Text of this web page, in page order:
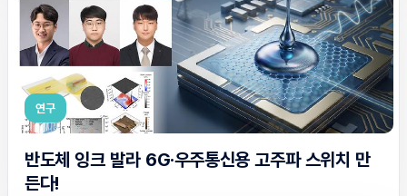
연구
반도체 잉크 발라 6G·우주통신용 고주파 스위치 만
든다!